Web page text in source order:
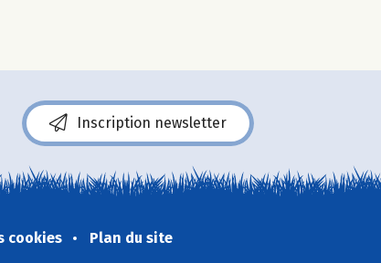
Inscription newsletter
cookies Plan du site